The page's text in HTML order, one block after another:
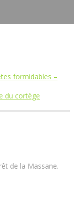
formidables –
du cortège
de la Massane.